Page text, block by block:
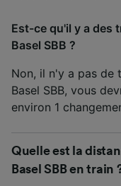
Est-ce qu'il y a des
Basel SBB ?
Non, il n'y a pas de
Basel SBB, vous
environ 1
Quelle est la
Basel SBB en train